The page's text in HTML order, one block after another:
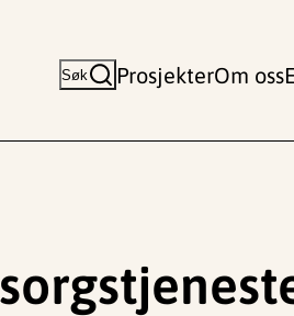
Søk ProsjekterOm oss